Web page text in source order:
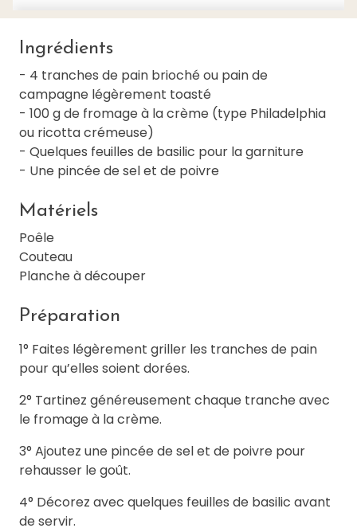
Ingrédients
- 4 tranches de pain brioché ou pain de
campagne légèrement toasté
- 100 g de fromage à la crème (type Philadelphia
ou ricotta crémeuse)
- Quelques feuilles de basilic pour la garniture
- Une pincée de sel et de poivre
Matériels
Poêle
Couteau
Planche à découper
Préparation
1° Faites légèrement griller les tranches de pain
pour qu’elles soient dorées.
2° Tartinez généreusement chaque tranche avec
le fromage à la crème.
3° Ajoutez une pincée de sel et de poivre pour
rehausser le goût.
4° Décorez avec quelques feuilles de basilic avant
de servir.